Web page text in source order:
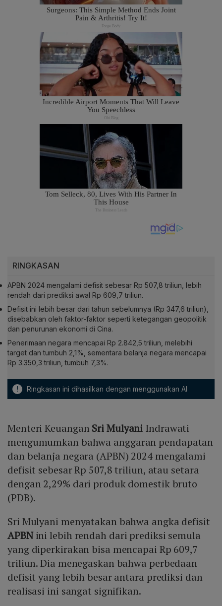
RINGKASAN
APBN 2024 mengalami defisit sebesar Rp 507,8 triliun, lebih
rendah dari prediksi awal Rp 609,7 triliun.
Defisit ini lebih besar dari tahun sebelumnya (Rp 347,6 triliun),
disebabkan oleh faktor-faktor seperti ketegangan geopolitik
dan penurunan ekonomi di Cina.
Penerimaan negara mencapai Rp 2.842,5 triliun, melebihi
target dan tumbuh 2,1%, sementara belanja negara mencapai
Rp 3.350,3 triliun, tumbuh 7,3%.
! Ringkasan ini dihasilkan dengan menggunakan AI
Menteri Keuangan Sri Mulyani Indrawati
mengumumkan bahwa anggaran pendapatan
dan belanja negara (APBN) 2024 mengalami
defisit sebesar Rp 507,8 triliun, atau setara
dengan 2,29% dari produk domestik bruto
(PDB).
Sri Mulyani menyatakan bahwa angka defisit
APBNini lebih rendah dari prediksi semula
yang diperkirakan bisa mencapai Rp 609,7
triliun. Dia menegaskan bahwa perbedaan
defisit yang lebih besar antara prediksi dan
realisasi ini sangat signifikan.